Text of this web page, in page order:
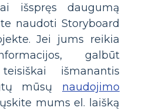
išspręs daugumą
naudoti Storyboard
Jei jums reikia
galbūt
išmanantis
mūsų naudojimo
mums el. laišką